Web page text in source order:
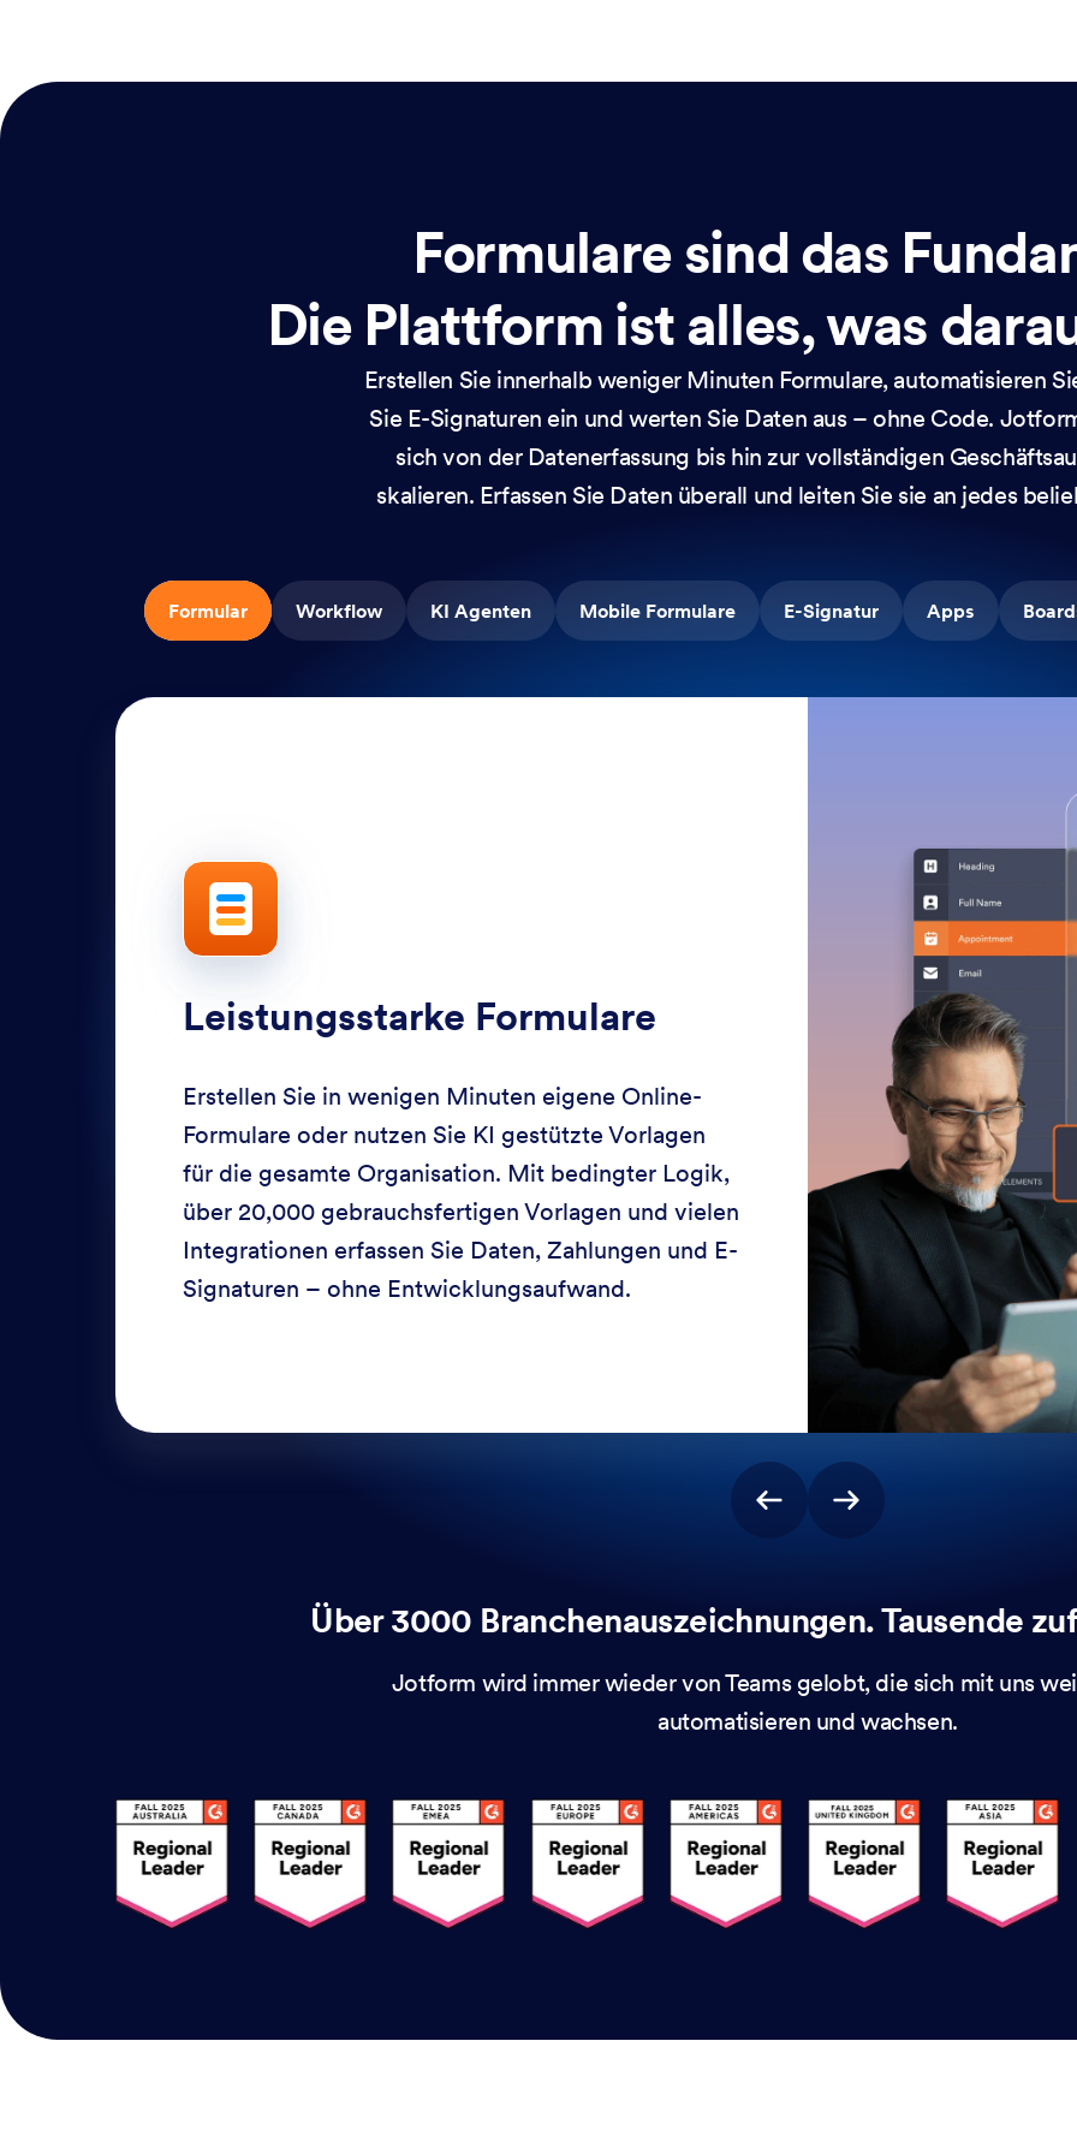
Formulare sind das
Die Plattform ist alles, was
Erstellen Sie innerhalb weniger Minuten Formulare, automatisieren
Sie E-Signaturen ein und werten Sie Daten aus – ohne Code.
sich von der Datenerfassung bis hin zur vollständigen
skalieren. Erfassen Sie Daten überall und leiten Sie sie an jedes
Formular Workflow KI Agenten Mobile Formulare E-Signatur Apps
Leistungsstarke Formulare
Erstellen Sie in wenigen Minuten eigene Online-
Formulare oder nutzen Sie KI gestützte Vorlagen
für die gesamte Organisation. Mit bedingter Logik,
über 20,000 gebrauchsfertigen Vorlagen und vielen
Integrationen erfassen Sie Daten, Zahlungen und E-
Signaturen – ohne Entwicklungsaufwand.
Über 3000 Branchenauszeichnungen. Tausende
Jotform wird immer wieder von Teams gelobt, die sich mit uns
automatisieren und wachsen.